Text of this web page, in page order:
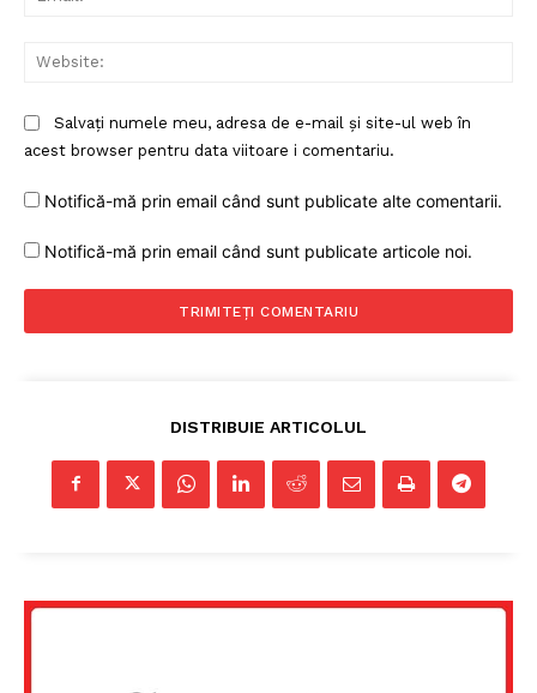
Salvați numele meu, adresa de e-mail și site-ul web în
acest browser pentru data viitoare i comentariu.
Notifică-mă prin email când sunt publicate alte comentarii.
Notifică-mă prin email când sunt publicate articole noi.
DISTRIBUIE ARTICOLUL